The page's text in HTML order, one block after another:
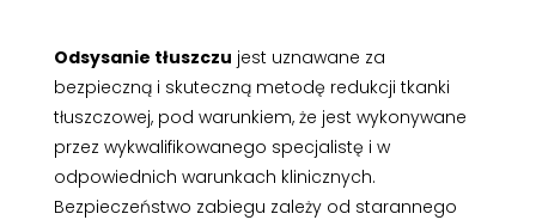
Odsysanie tłuszczu jest uznawane za
bezpieczną i skuteczną metodę redukcji tkanki
tłuszczowej, pod warunkiem, że jest wykonywane
przez wykwalifikowanego specjalistę i w
odpowiednich warunkach klinicznych.
Bezpieczeństwo zabiegu zależy od starannego